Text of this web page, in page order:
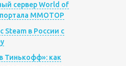
сервер World of
MMOTOP
Steam в России с
Тинькофф»: как